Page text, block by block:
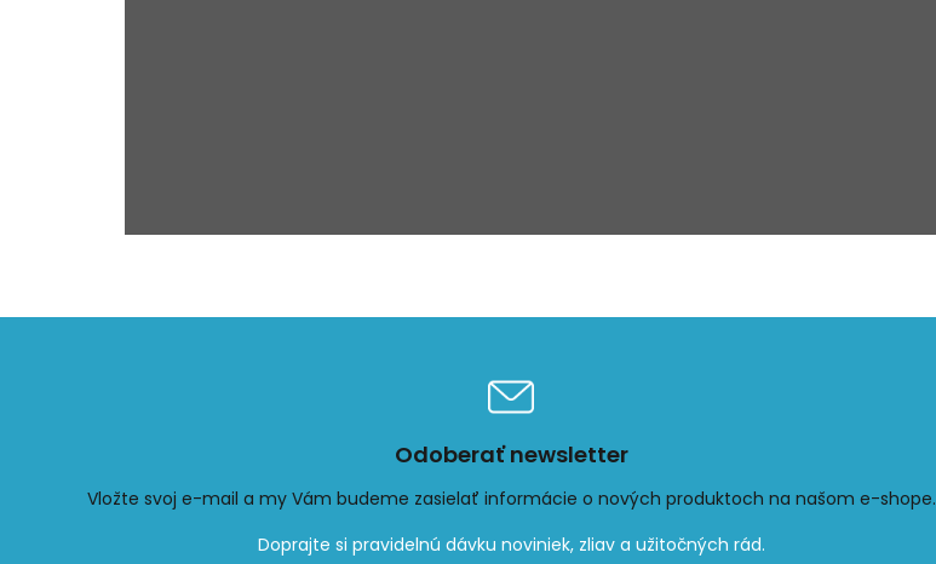
Odoberať newsletter
Vložte svoj e-mail a my Vám budeme zasielať informácie o nových produktoch na našom e-shope.